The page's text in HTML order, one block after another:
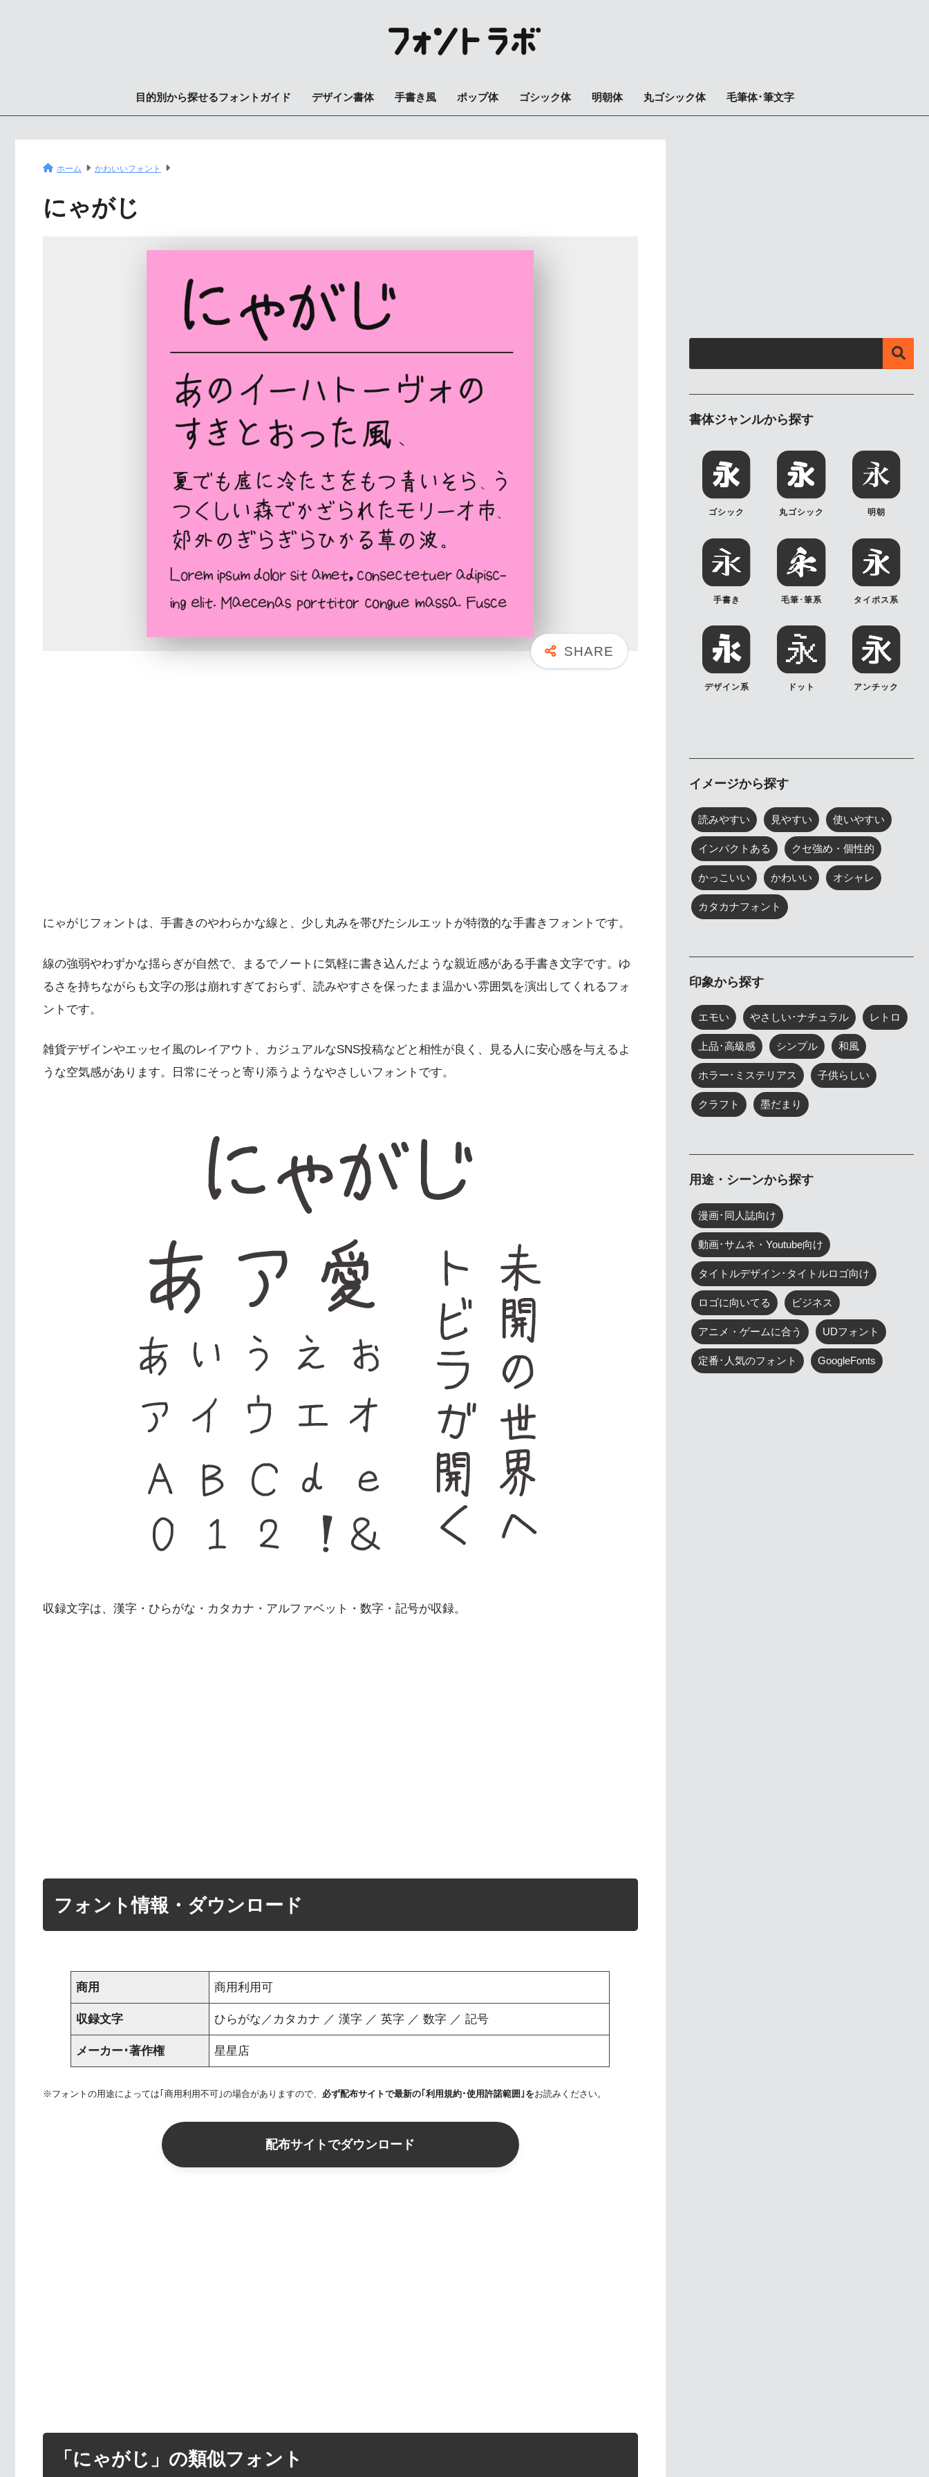
目的別から探せるフォントガイド デザイン書体 手書き風 ポップ体 ゴシック体 明朝体 丸ゴシック体 毛筆体･筆文字
ホーム かわいいフォント
にゃがじ
にゃがじフォントは、手書きのやわらかな線と、少し丸みを帯びたシルエットが特徴的な手書きフォントです。
線の強弱やわずかな揺らぎが自然で、まるでノートに気軽に書き込んだような親近感がある手書き文字です。ゆ
るさを持ちながらも文字の形は崩れすぎておらず、読みやすさを保ったまま温かい雰囲気を演出してくれるフォ
ントです。
雑貨デザインやエッセイ風のレイアウト、カジュアルなSNS投稿などと相性が良く、見る人に安心感を与えるよ
うな空気感があります。日常にそっと寄り添うようなやさしいフォントです。
収録文字は、漢字・ひらがな・カタカナ・アルファベット・数字・記号が収録。
フォント情報・ダウンロード
商用 商用利用可
収録文字 ひらがな／カタカナ ／ 漢字 ／ 英字 ／ 数字 ／ 記号
メーカー･著作権 星星店
※フォントの用途によっては｢商用利用不可｣の場合がありますので、 必ず配布サイトで最新の｢利用規約･使用許諾範囲｣をお読みください。
配布サイトでダウンロード
「にゃがじ」の類似フォント
書体ジャンルから探す
ゴシック 丸ゴシック 明朝
手書き 毛筆･筆系 タイポス系
デザイン系 ドット アンチック
イメージから探す
読みやすい 見やすい 使いやすい
インパクトある クセ強め・個性的
かっこいい かわいい オシャレ
カタカナフォント
印象から探す
エモい やさしい･ナチュラル レトロ
上品･高級感 シンプル 和風
ホラー･ミステリアス 子供らしい
クラフト 墨だまり
用途・シーンから探す
漫画･同人誌向け
動画･サムネ・Youtube向け
タイトルデザイン･タイトルロゴ向け
ロゴに向いてる ビジネス
アニメ・ゲームに合う UDフォント
定番･人気のフォント GoogleFonts